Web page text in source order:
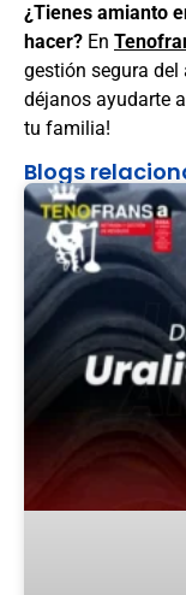
¿Tienes amianto
hacer? En
gestión segura del
déjanos ayudarte
tu familia!
Blogs